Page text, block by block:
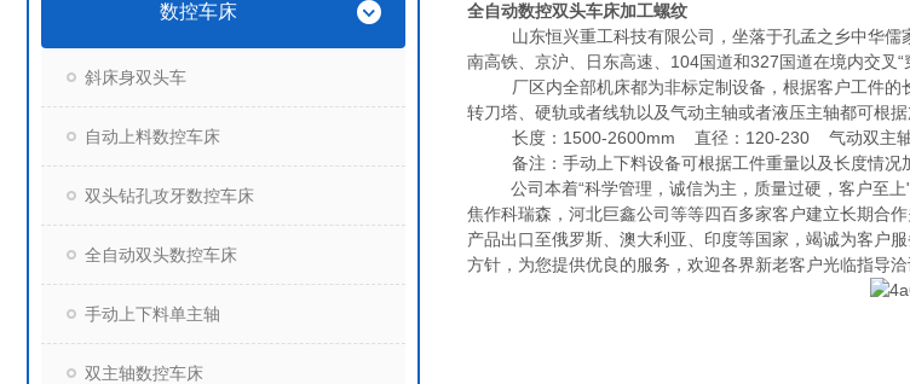
数控车床
斜床身双头车
自动上料数控车床
双头钻孔攻牙数控车床
全自动双头数控车床
手动上下料单主轴
双主轴数控车床
全自动数控双头车床加工螺纹
山东恒兴重工科技有限公司，坐落于孔孟之乡中华
南高铁、京沪、日东高速、104国道和327国道在境内交叉“
厂区内全部机床都为非标定制设备，根据客户工件
转刀塔、硬轨或者线轨以及气动主轴或者液压主轴都可根据
长度：1500-2600mm 直径：120-230 气动双主
备注：手动上下料设备可根据工件重量以及长度情况
公司本着“科学管理，诚信为主，质量过硬，客户至上"
焦作科瑞森，河北巨鑫公司等等四百多家客户建立长期合作
产品出口至俄罗斯、澳大利亚、印度等国家，竭诚为客户
方针，为您提供优良的服务，欢迎各界新老客户光临指导洽